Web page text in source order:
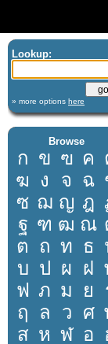
Lookup:
» more options here
Browse
ก ข ฃ ค
ฆ ง จ ฉ
ซ ฌ ญ ฎ
ฐ ฑ ฒ ณ
ต ถ ท ธ
บ ป ผ ฝ
ฟ ภ ม ย
ฤ
ล ว ศ
ส ห ฬ อ